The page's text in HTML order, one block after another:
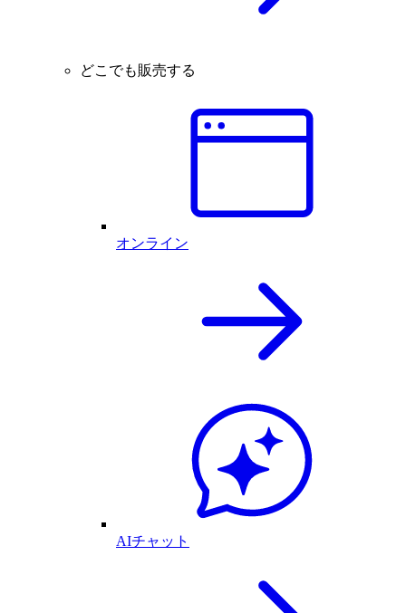
どこでも販売する
オンライン
AIチャット